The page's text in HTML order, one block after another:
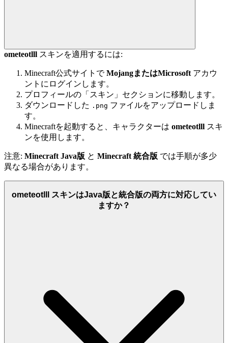
ometeotlll スキンを適用するには:
Minecraft公式サイトでMojangまたはMicrosoft アカウ
ントにログインします。
プロフィールの「スキン」セクションに移動します。
ダウンロードした .png ファイルをアップロードしま
す。
Minecraftを起動すると、キャラクターは ometeotlll スキ
ンを使用します。
注意: Minecraft Java版 と Minecraft 統合版 では手順が多少
異なる場合があります。
ometeotlll スキンはJava版と統合版の両方に対応してい
ますか？